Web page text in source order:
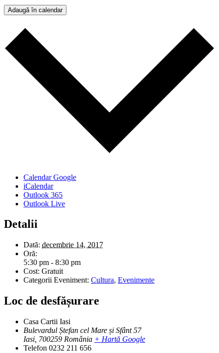
Adaugă în calendar
Calendar Google
iCalendar
Outlook 365
Outlook Live
Detalii
Dată: decembrie 14, 2017
Oră:
5:30 pm - 8:30 pm
Cost: Gratuit
Categorii Eveniment: Cultura, Evenimente
Loc de desfășurare
Casa Cartii Iasi
Bulevardul Ștefan cel Mare și Sfânt 57
Iasi 700259 România + Hartă Google
Telefon 0232 211 656